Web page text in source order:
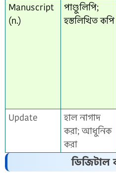
Manuscript
(n.)
পাণ্ডুলিপি;
হস্তলিখিত কপি
Update
হাল নাগাদ
করা; আধুনিক
করা
ডিজিটাল